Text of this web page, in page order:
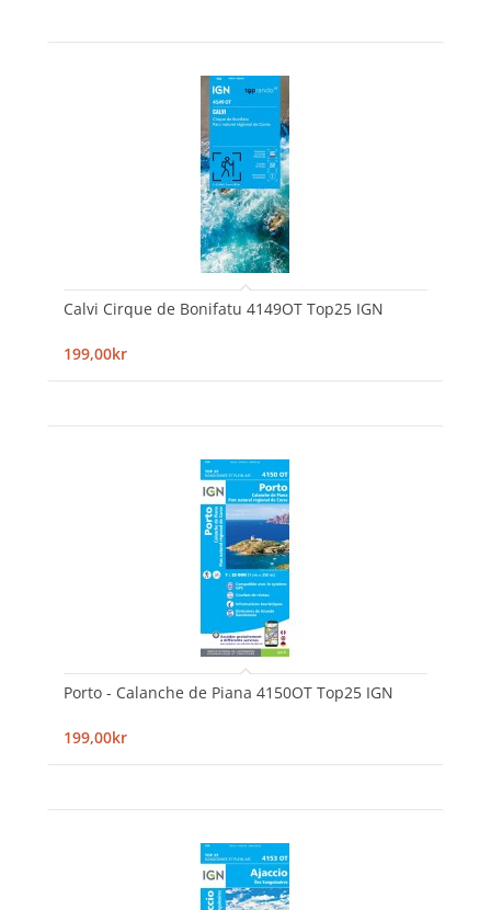
Calvi Cirque de Bonifatu 4149OT Top25 IGN
199,00kr
Porto - Calanche de Piana 4150OT Top25 IGN
199,00kr